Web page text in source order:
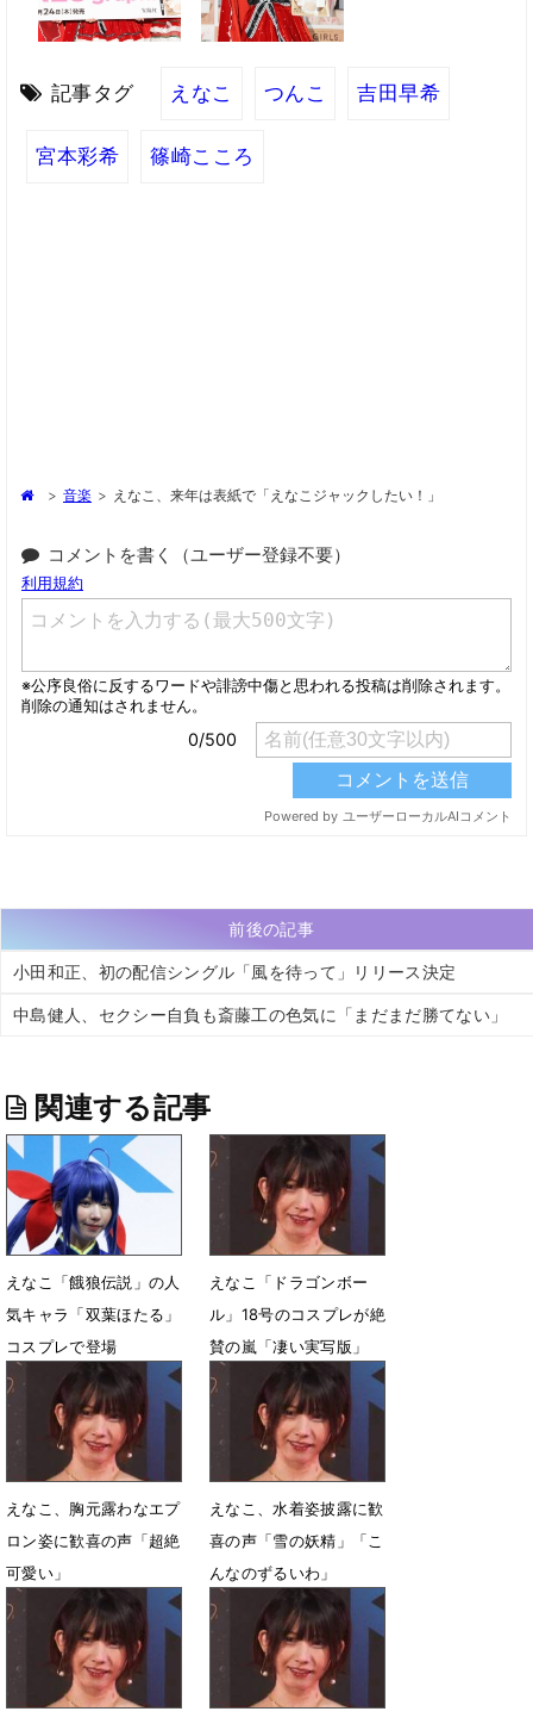
記事タグ えなこ つんこ 吉田早希
宮本彩希 篠崎こころ
> 音楽 > えなこ、来年は表紙で「えなこジャックしたい！」
コメントを書く（ユーザー登録不要）
前後の記事
小田和正、初の配信シングル「風を待って」リリース決定
中島健人、セクシー自負も斎藤工の色気に「まだまだ勝てない」
関連する記事
えなこ「餓狼伝説」の人
気キャラ「双葉ほたる」
コスプレで登場
9月26日 22時57分
えなこ「ドラゴンボー
ル」18号のコスプレが絶
賛の嵐「凄い実写版」
「完璧」「すごすぎ
る！」
6月9日 08時59分
えなこ、胸元露わなエプ
ロン姿に歓喜の声「超絶
可愛い」
2月14日 23時26分
えなこ、水着姿披露に歓
喜の声「雪の妖精」「こ
んなのずるいわ」
2月6日 07時29分